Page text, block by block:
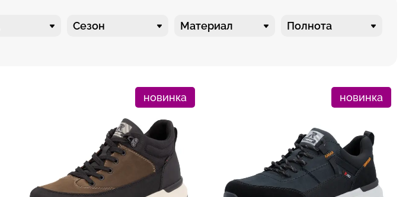
Сезон Материал Полнота
новинка новинка